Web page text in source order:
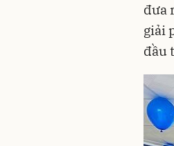
đưa
giải
đầu